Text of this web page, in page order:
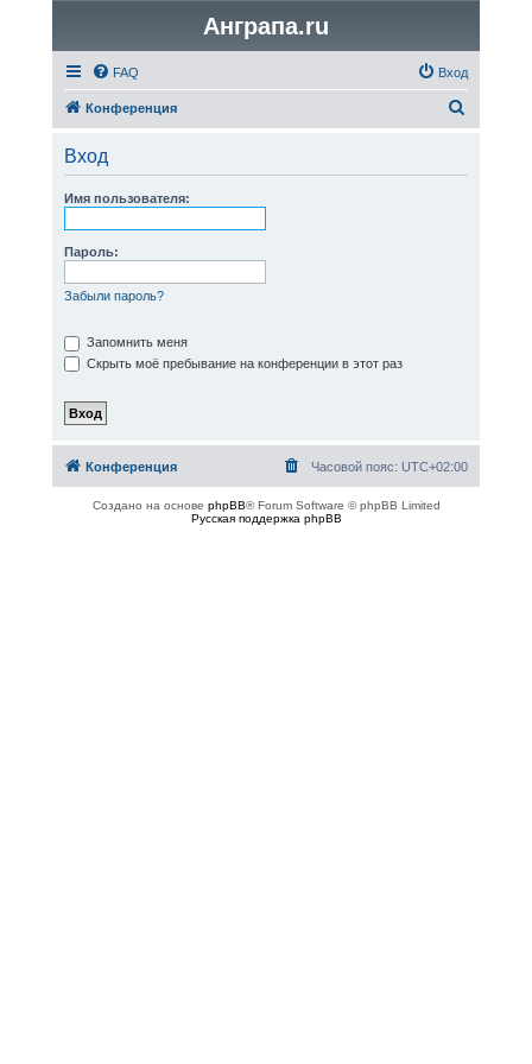
Анграпа.ru
FAQ Вход
Конференция
Вход
Имя пользователя:
Пароль:
Забыли пароль?
Запомнить меня
Скрыть моё пребывание на конференции в этот раз
Конференция Часовой пояс: UTC+02:00
Создано на основе phpBB® Forum Software © phpBB Limited
Русская поддержка phpBB